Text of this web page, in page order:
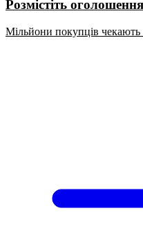
Розмістіть
Мільйони покупців чекають